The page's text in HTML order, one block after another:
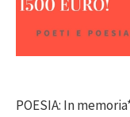
POESIA: In